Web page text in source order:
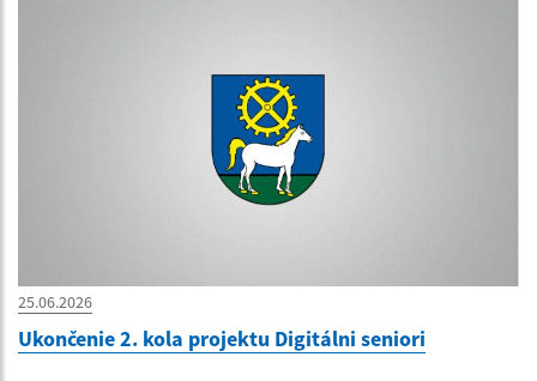
25.06.2026
Ukončenie 2. kola projektu Digitálni seniori